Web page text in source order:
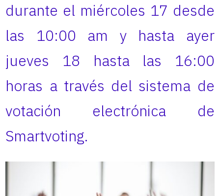
durante el miércoles 17 desde
las 10:00 am y hasta ayer
jueves 18 hasta las 16:00
horas a través del sistema de
votación electrónica de
Smartvoting.